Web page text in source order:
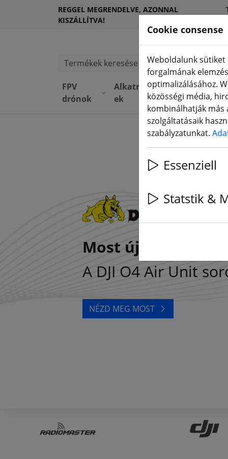
REGGEL MEGRENDELVE, AZONNAL
KISZÁLLÍTVA!
Termékek keresése
FPV
drónok
Alkatrész
ek
Berendezé
sek
Maradj naprakész!
Iratkozz fel az
Cookie consense
Weboldalunk sütiket
forgalmának
optimalizálásához.
közösségi média,
kombinálhatják más
szolgáltatásaik
szabályzatunkat.
Essenziell
Statstik &